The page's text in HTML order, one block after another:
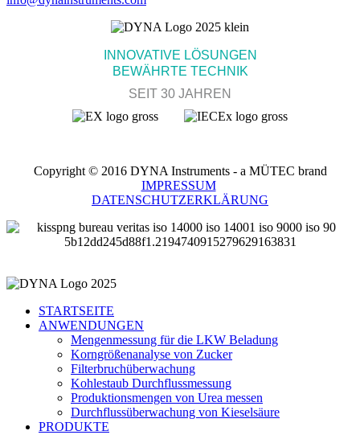
INNOVATIVE LÖSUNGEN
BEWÄHRTE TECHNIK
SEIT 30 JAHREN
Copyright © 2016 DYNA Instruments - a MÜTEC brand
IMPRESSUM
DATENSCHUTZERKLÄRUNG
STARTSEITE
ANWENDUNGEN
Mengenmessung für die LKW Beladung
Korngrößenanalyse von Zucker
Filterbruchüberwachung
Kohlestaub Durchflussmessung
Produktionsmengen von Urea messen
Durchflussüberwachung von Kieselsäure
PRODUKTE